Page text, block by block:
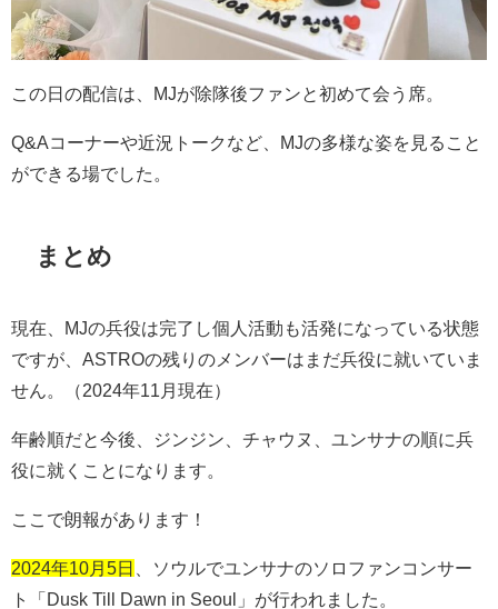
この日の配信は、 MJが除隊後ファンと初めて会う席。
Q&Aコーナーや近況トークなど、 MJの多様な姿を見ること
ができる場でした。
まとめ
現在、 MJの兵役は完了し個人活動も活発になっている状態
ですが、 ASTROの残りのメンバーはまだ兵役に就いていま
せん。（2024年11月現在）
年齢順だと今後、ジンジン、チャウヌ、ユンサナの順に兵
役に就くことになります。
ここで朗報があります！
2024年10月5日
、ソウルでユンサナのソロファンコンサー
ト「 Dusk Till Dawn in Seoul 」が行われました。